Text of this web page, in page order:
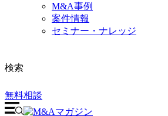
M&A事例
案件情報
セミナー・ナレッジ
検索
無料相談